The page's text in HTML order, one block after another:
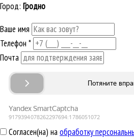
Город: Гродно
Ваше имя
Телефон *
Почта
Согласен(на) наобработку